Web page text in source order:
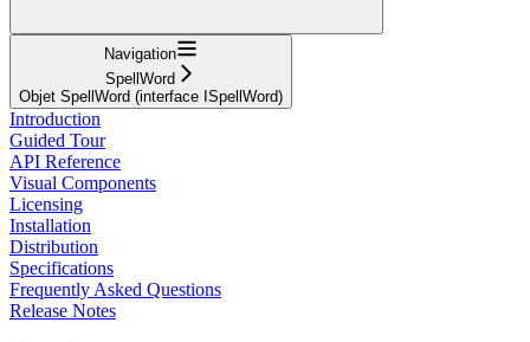
Navigation
SpellWord
Objet SpellWord (interface ISpellWord)
Introduction
Guided Tour
API Reference
Visual Components
Licensing
Installation
Distribution
Specifications
Frequently Asked Questions
Release Notes